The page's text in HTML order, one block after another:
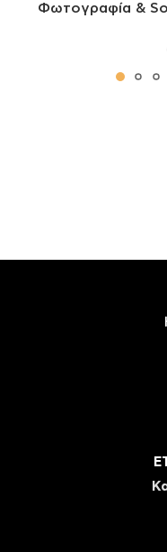
Φωτογραφία &